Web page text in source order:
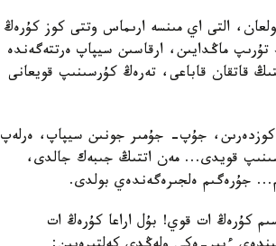
التى اي مىنسە ارىماس وتتى كوز كۇرەڭ
ماڭدايىن، ارقاسىن سيپاپ ەرتتەگەندە
قاتقان قاباعى، تەرەڭ كۇرسىنىپ قويعانى
كوزدەرىن، جۇپ- جۇمىر جونىن سيپاپ، ەرلەپ
قويدى... مەن اتتىڭ جىبەك جالدى،
جۇرەگىم ەلجىرەگەندەي بولدى.
كۇرەڭ ات قوي! بۇل اراعا كۇرەڭ ات